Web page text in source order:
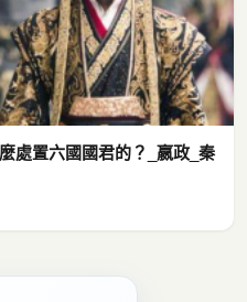
處置六國國君的？_嬴政_秦